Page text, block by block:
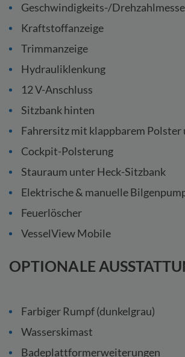
Geschwindigkeits-/
Kraftstoffanzeige
Trimmanzeige
Hydrauliklenkung
12 V-Anschluss
Sitzbank hinten
Fahrersitz mit klappbarem Polster
Cockpit-Polsterung
Stauraum unter Heck-Sitzbank
Elektrische & manuelle
Feuerlöscher
VesselView Mobile
OPTIONALE
Farbiger Rumpf (dunkelgrau)
Wasserskimast
Badeplattformerweiterungen